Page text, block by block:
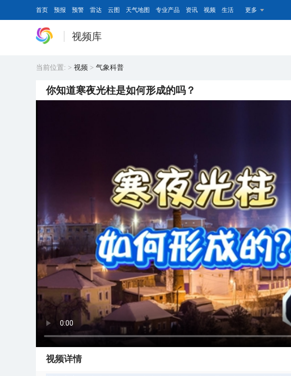
首页 预报 预警 雷达 云图 天气地图 专业产品 资讯 视频 生活 更多
视频库
当前位置: > 视频 > 气象科普
你知道寒夜光柱是如何形成的吗？
视频详情